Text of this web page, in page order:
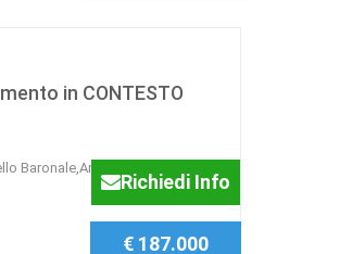
in CONTESTO
Baronale,Ampio e
Richiedi Info
€ 187.000